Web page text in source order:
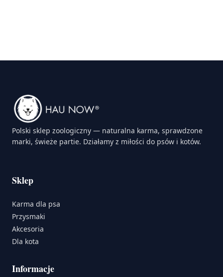
Polski sklep zoologiczny — naturalna karma, sprawdzone
marki, świeże partie. Działamy z miłości do psów i kotów.
Sklep
Karma dla psa
Przysmaki
Akcesoria
Dla kota
Informacje